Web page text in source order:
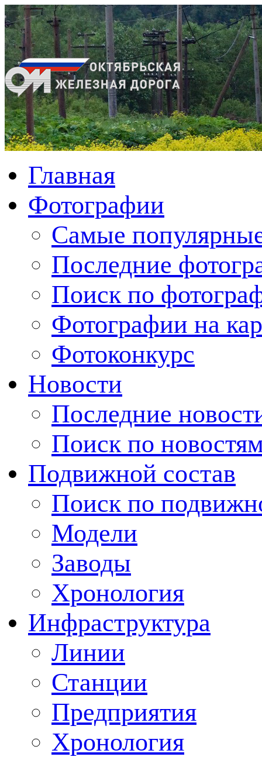
Главная
Фотографии
Cамые
Последние
Поиск по
Фотографии на
Фотоконкурс
Новости
Последние
Поиск по
Подвижной состав
Поиск по
Модели
Заводы
Хронология
Инфраструктура
Линии
Станции
Предприятия
Хронология